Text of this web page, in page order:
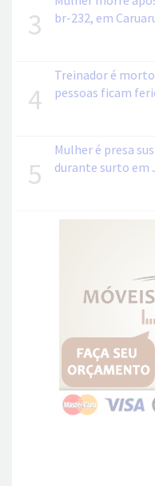
3
br-232, em
4
Treinador é
pessoas ficam
5
Mulher é presa
durante surto em